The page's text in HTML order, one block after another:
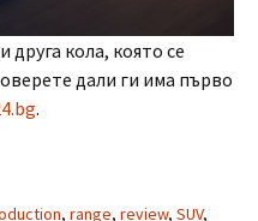
кола, която се
дали ги има първо
.
, range, review, SUV,